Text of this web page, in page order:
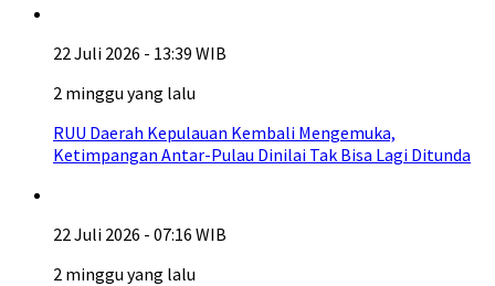
22 Juli 2026 - 13:39 WIB
2 minggu yang lalu
RUU Daerah Kepulauan Kembali Mengemuka,
Ketimpangan Antar-Pulau Dinilai Tak Bisa Lagi Ditunda
22 Juli 2026 - 07:16 WIB
2 minggu yang lalu